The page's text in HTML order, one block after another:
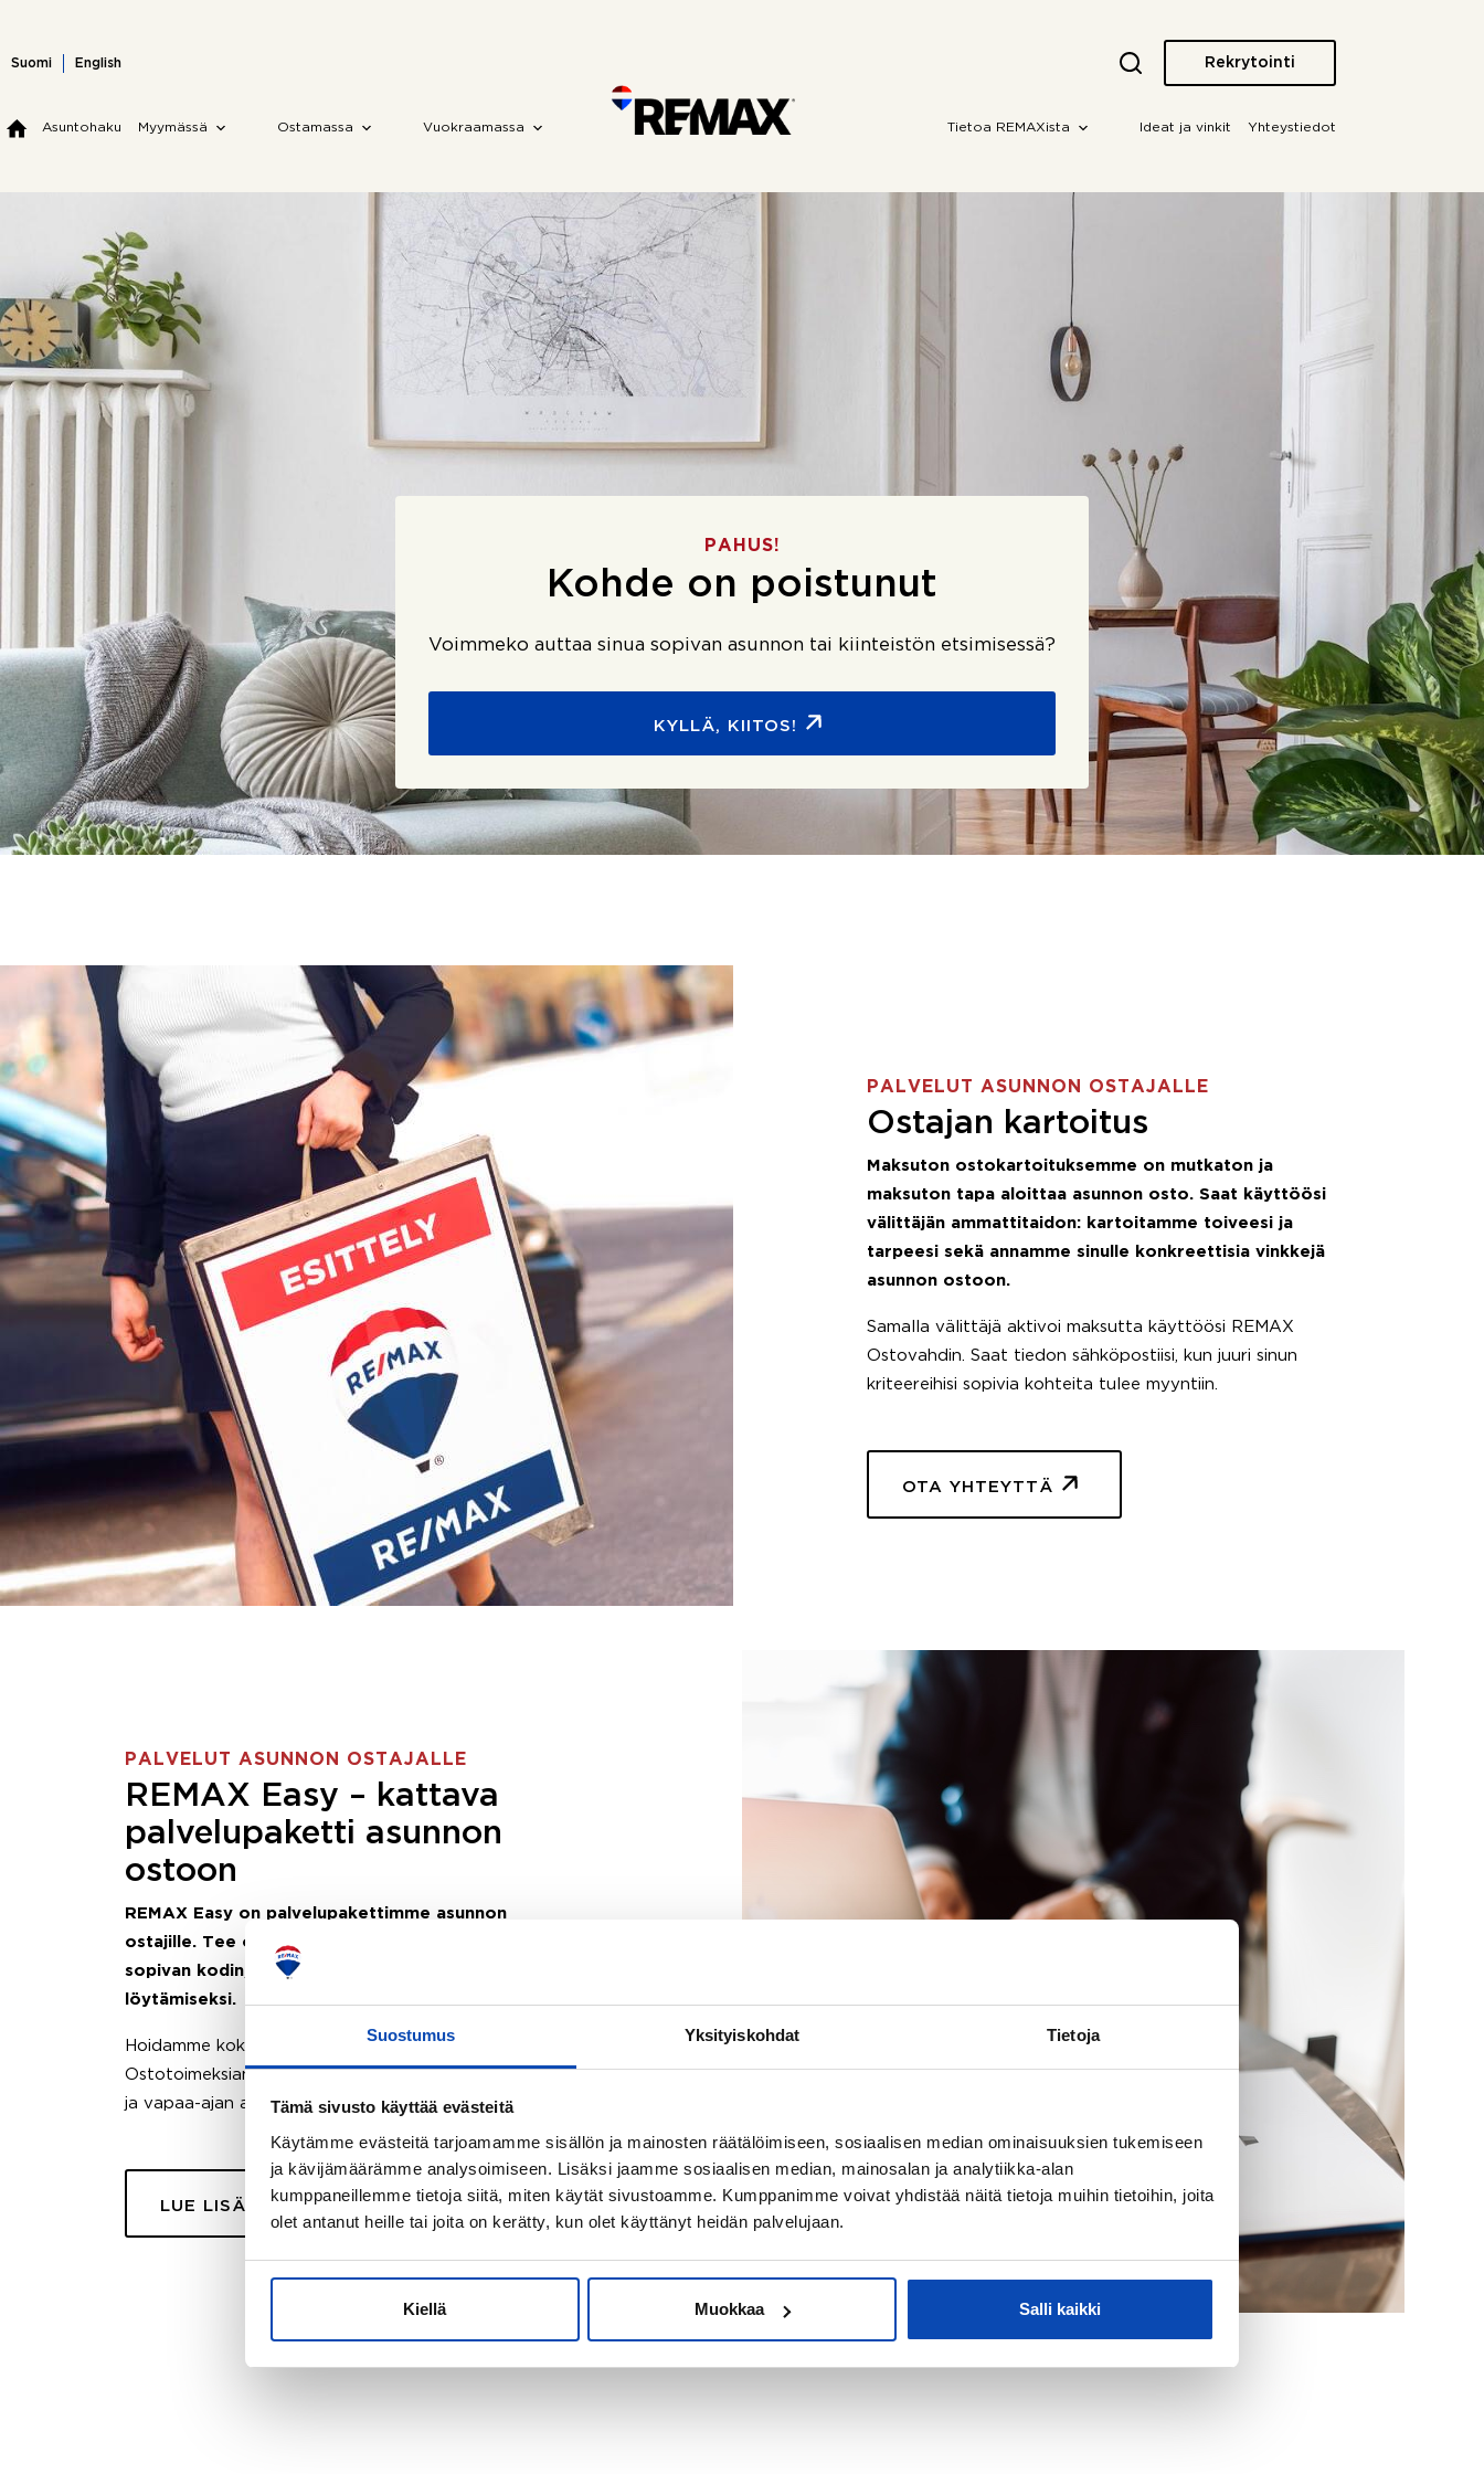
Suostumus Yksityiskohdat Tietoja
Tämä sivusto käyttää evästeitä
Käytämme evästeitä tarjoamamme sisällön ja mainosten räätälöimiseen, sosiaalisen median ominaisuuksien tukemiseen
ja kävijämäärämme analysoimiseen. Lisäksi jaamme sosiaalisen median, mainosalan ja analytiikka-alan
kumppaneillemme tietoja siitä, miten käytät sivustoamme. Kumppanimme voivat yhdistää näitä tietoja muihin tietoihin, joita
olet antanut heille tai joita on kerätty, kun olet käyttänyt heidän palvelujaan.
Kiellä Muokkaa Salli kaikki
content
Suomi English Rekrytointi
Asuntohaku Myymässä Ostamassa Vuokraamassa Tietoa REMAXista Ideat ja vinkit Yhteystiedot
PAHUS!
Kohde on poistunut
Voimmeko auttaa sinua sopivan asunnon tai kiinteistön etsimisessä?
KYLLÄ, KIITOS!
PALVELUT ASUNNON OSTAJALLE
Ostajan kartoitus
Maksuton ostokartoituksemme on mutkaton ja
maksuton tapa aloittaa asunnon osto. Saat käyttöösi
välittäjän ammattitaidon: kartoitamme toiveesi ja
tarpeesi sekä annamme sinulle konkreettisia vinkkejä
asunnon ostoon.
Samalla välittäjä aktivoi maksutta käyttöösi REMAX
Ostovahdin. Saat tiedon sähköpostiisi, kun juuri sinun
kriteereihisi sopivia kohteita tulee myyntiin.
OTA YHTEYTTÄ
PALVELUT ASUNNON OSTAJALLE
REMAX Easy – kattava
palvelupaketti asunnon
ostoon
REMAX Easy on palvelupakettimme asunnon
ostajille. Tee ostotoimeksianto ja etsimme juuri sinulle
sopivan kodin, eikä sinun tarvitse nähdä vaivaa sen
löytämiseksi.
Hoidamme koko ostoprosessin puolestasi.
Ostotoimeksiantopalvelumme sopii myös esimerkiksi sijoitus-
ja vapaa-ajan asuntojen ostoon.
LUE LISÄÄ